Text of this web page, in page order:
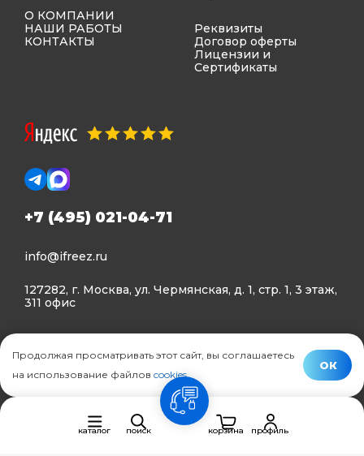
О КОМПАНИИ
НАШИ РАБОТЫ
КОНТАКТЫ
Реквизиты
Договор оферты
Лицензии и
Сертификаты
+7 (495) 021-04-71
info@ifreez.ru
127282, г. Москва, ул. Чермянская, д. 1, стр. 1, 3 этаж,
311 офис
Политика конфиденциальности
© Ifreez - продажа и установка климатической техники,
каталог поиск
связь
корзина
профиль
Продолжая просматривать этот сайт, вы соглашаетесь
на использование файлов cookies.
ОК